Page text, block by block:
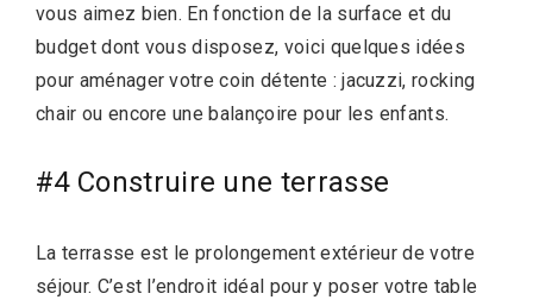
vous aimez bien. En fonction de la surface et du
budget dont vous disposez, voici quelques idées
pour aménager votre coin détente : jacuzzi, rocking
chair ou encore une balançoire pour les enfants.
#4 Construire une terrasse
La terrasse est le prolongement extérieur de votre
séjour. C’est l’endroit idéal pour y poser votre table